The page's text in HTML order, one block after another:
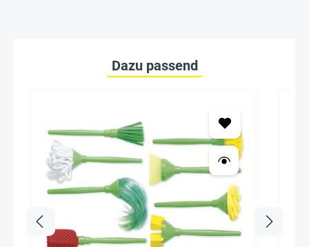
Dazu passend